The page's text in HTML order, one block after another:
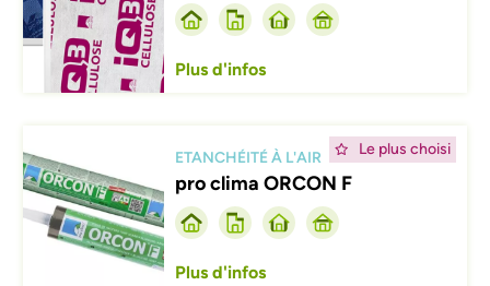
Plus d'infos
Le plus choisi
ETANCHÉITÉ À L'AIR
pro clima ORCON F
Plus d'infos